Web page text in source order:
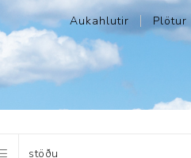
Brjóstaaðgerðir og þrýstingsvörur Rúm og húsgögn
Aukahlutir Plötur